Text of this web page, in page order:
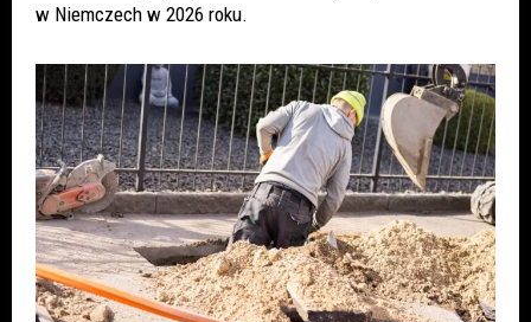
w Niemczech w 2026 roku.